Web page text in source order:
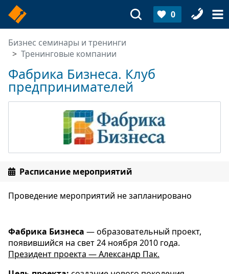
0
Бизнес семинары и тренинги
Тренинговые компании
Фабрика Бизнеса. Клуб
предпринимателей
Расписание мероприятий
Проведение мероприятий не запланировано
Фабрика Бизнеса — образовательный проект,
появившийся на свет 24 ноября 2010 года.
Президент проекта — Александр Пак.